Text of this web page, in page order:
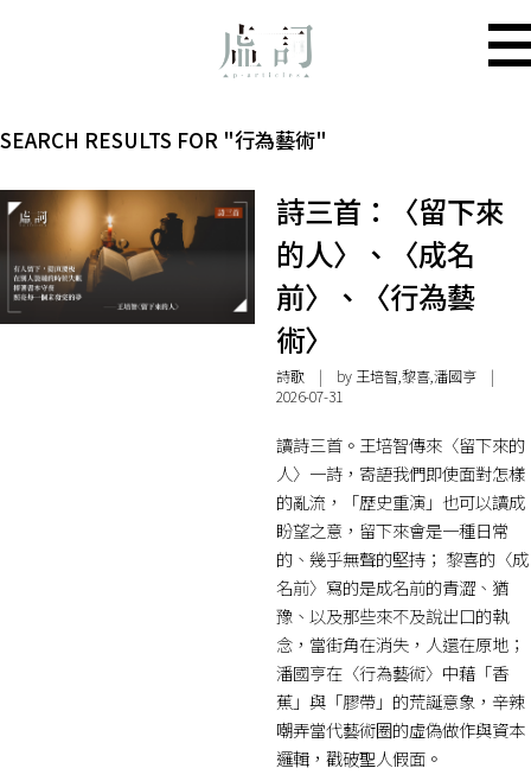
SEARCH RESULTS FOR "行為藝術"
詩三首：〈留下來
的人〉、〈成名
前〉、〈行為藝
術〉
詩歌| by 王培智,黎喜,潘國亨 |
2026-07-31
讀詩三首。王培智傳來〈留下來的
人〉一詩，寄語我們即使面對怎樣
的亂流，「歷史重演」也可以讀成
盼望之意，留下來會是一種日常
的、幾乎無聲的堅持； 黎喜的〈成
名前〉寫的是成名前的青澀、猶
豫、以及那些來不及說出口的執
念，當街角在消失，人還在原地；
潘國亨在〈行為藝術〉中藉「香
蕉」與「膠帶」的荒誕意象，辛辣
嘲弄當代藝術圈的虛偽做作與資本
邏輯，戳破聖人假面。